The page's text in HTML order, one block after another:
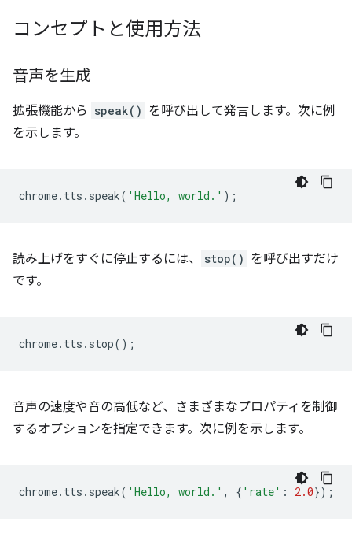
コンセプトと使用方法
音声を生成
拡張機能から speak() を呼び出して発言します。次に例
を示します。
chrome. tts . speak( 'Hello, world.' );
読み上げをすぐに停止するには、 stop() を呼び出すだけ
です。
chrome. tts . stop();
音声の速度や音の高低など、さまざまなプロパティを制御
するオプションを指定できます。次に例を示します。
chrome. tts . speak( 'Hello, world.' , { 'rate' : 2.0});